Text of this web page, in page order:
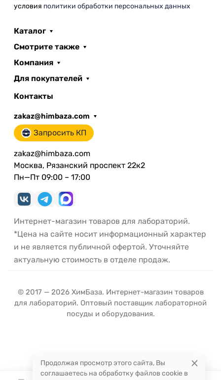
условия политики обработки персональных данных
Каталог
Смотрите также
Компания
Для покупателей
Контакты
zakaz@himbaza.com
Запросить КП
zakaz@himbaza.com
Москва, Рязанский проспект 22к2
Пн—Пт 09:00 – 17:00
Интернет-магазин товаров для лабораторий.
*Цена на сайте носит информационный характер
и не является публичной офертой. Уточняйте
актуальную стоимость в отделе продаж.
© 2017 — 2026 ХимБаза. Интернет-магазин товаров
для лабораторий. Оптовый поставщик лабораторной
посуды и оборудования.
Продолжая просмотр этого сайта, Вы
соглашаетесь на обработку файлов cookie в